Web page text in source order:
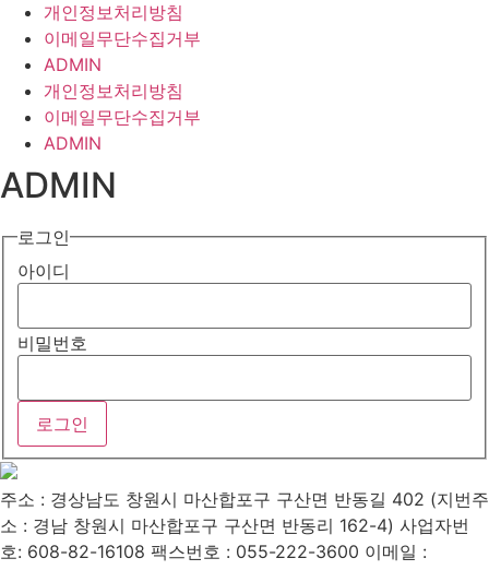
개인정보처리방침
이메일무단수집거부
ADMIN
개인정보처리방침
이메일무단수집거부
ADMIN
ADMIN
로그인
아이디
비밀번호
주소 : 경상남도 창원시 마산합포구 구산면 반동길 402 (지번주
소 : 경남 창원시 마산합포구 구산면 반동리 162-4) 사업자번
호: 608-82-16108 팩스번호 : 055-222-3600 이메일 :